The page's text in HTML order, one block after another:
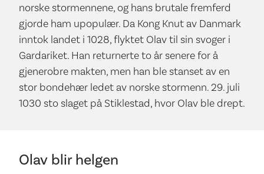
norske stormennene, og hans brutale fremferd
gjorde ham upopulær. Da Kong Knut av Danmark
inntok landet i 1028, flyktet Olav til sin svoger i
Gardariket. Han returnerte to år senere for å
gjenerobre makten, men han ble stanset av en
stor bondehær ledet av norske stormenn. 29. juli
1030 sto slaget på Stiklestad, hvor Olav ble drept.
Olav blir helgen